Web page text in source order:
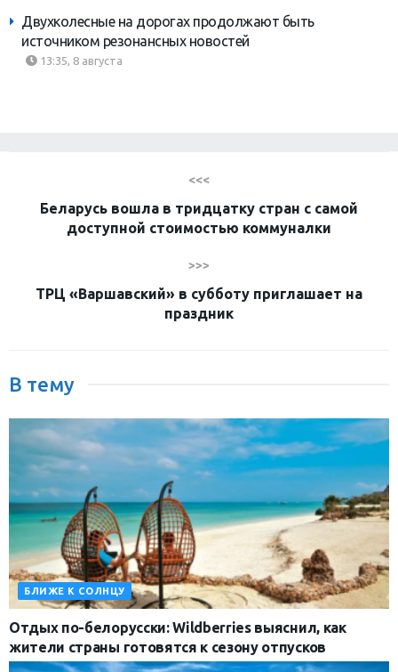
Двухколесные на дорогах продолжают быть
источником резонансных новостей
13:35, 8 августа
<<<
Беларусь вошла в тридцатку стран с самой
доступной стоимостью коммуналки
>>>
ТРЦ «Варшавский» в субботу приглашает на
праздник
В тему
БЛИЖЕ К СОЛНЦУ
Отдых по-белорусски: Wildberries выяснил, как
жители страны готовятся к сезону отпусков